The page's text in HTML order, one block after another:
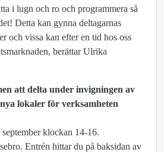
i lugn och ro och programmera så
Detta kan gynna deltagarnas
och vissa kan efter en tid hos oss
berättar Ulrika
att delta under invigningen av
lokaler för verksamheten
klockan 14-16.
Entrén hittar du på baksidan av